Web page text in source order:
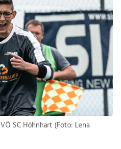
SC Höhnhart (Foto: Lena